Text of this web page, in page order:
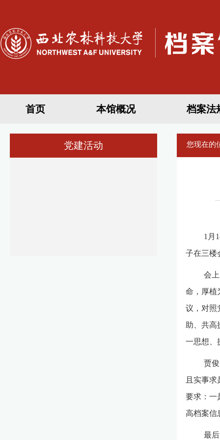
首页 本馆概况 档案法
党建活动 您现在的
1月
子在三楼
会
命，厚植
议，对照
助、共高
一思想、
贾
且实事
要求：一
高档案信
最